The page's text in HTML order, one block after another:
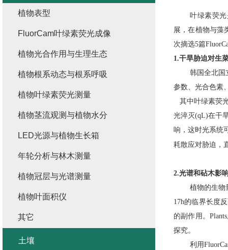
叶绿素荧
展，在植物与藻
次摘选5篇
1.干旱胁迫对生
韩国全北国
参数、光合色素
其中叶绿素荧
光淬灭(qL)在干
响，这时光系统
耗散应对胁迫，
2.光谱和砧木影
植物的生物
17h的临界长度
的副作用。Plants
探究。
利用
植物表型
FluorCam叶绿素荧光成像
植物光合作用与生理生态
植物根系动态与根系呼吸
植物叶绿素荧光测量
植物茎流观测与植物水分
LED光源与植物生长箱
年轮分析与林木测量
植物冠层与光谱测量
植物叶面积仪
其它
土壤